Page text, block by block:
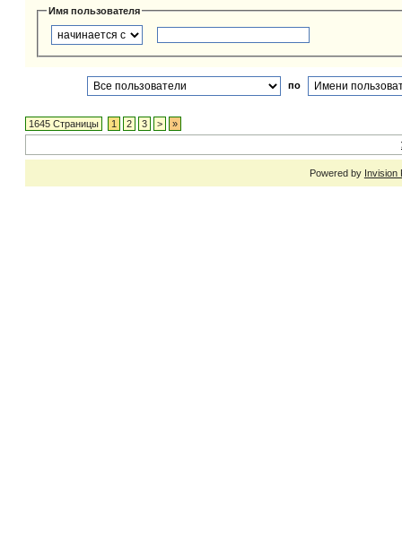
Имя пользователя
по
1645 Страницы 1 2 3 > »
Powered by Invision